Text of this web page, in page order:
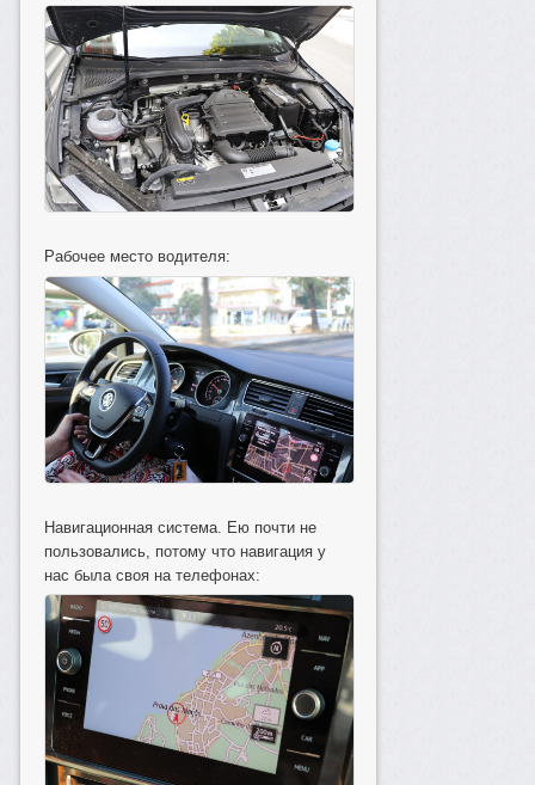
Рабочее место водителя:
Навигационная система. Ею почти не
пользовались, потому что навигация у
нас была своя на телефонах: